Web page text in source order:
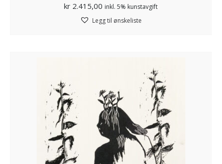
kr 2.415,00 inkl. 5% kunstavgift
Legg til ønskeliste